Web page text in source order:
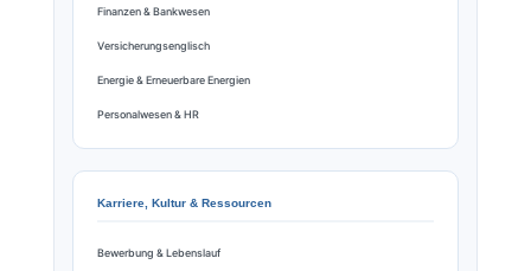
Finanzen & Bankwesen
Versicherungsenglisch
Energie & Erneuerbare Energien
Personalwesen & HR
Karriere, Kultur & Ressourcen
Bewerbung & Lebenslauf